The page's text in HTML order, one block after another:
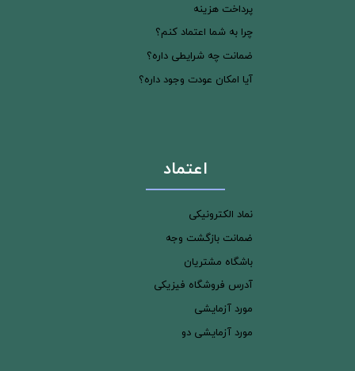
پرداخت هزینه
چرا به شما اعتماد کنم؟
ضمانت چه شرایطی داره؟
آیا امکان عودت وجود داره؟
اعتماد
نماد الکترونیکی
ضمانت بازگشت وجه
باشگاه مشتریان
آدرس فروشگاه فیزیکی
مورد آزمایشی
مورد آزمایشی دو